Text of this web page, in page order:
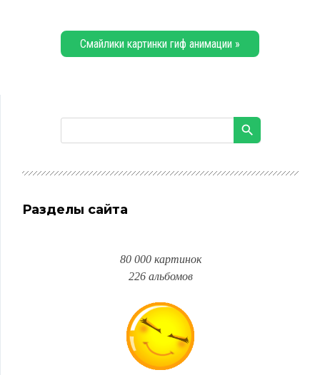
Смайлики картинки гиф анимации »
Разделы сайта
80 000 картинок
226 альбомов